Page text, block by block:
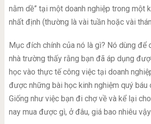
nằm dề” tại một doanh nghiệp trong một
nhất định (thường là vài tuần hoặc vài
Mục đích chính của nó là gì? Nó dùng để
nhà trường thấy rằng bạn đã áp dụng
học vào thực tế công việc tại doanh
được những bài học kinh nghiệm quý báu
Giống như việc bạn đi chợ về và kể lại
nay mua được gì, ở đâu, giá bao nhiêu